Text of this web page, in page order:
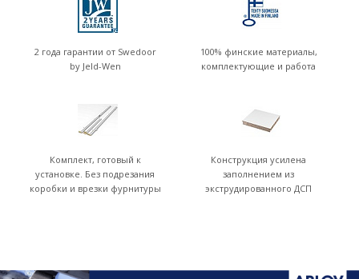
2 года гарантии от Swedoor
by Jeld-Wen
100% финские материалы,
комплектующие и работа
Комплект, готовый к
установке. Без подрезания
коробки и врезки фурнитуры
Конструкция усилена
заполнением из
экструдированного ДСП